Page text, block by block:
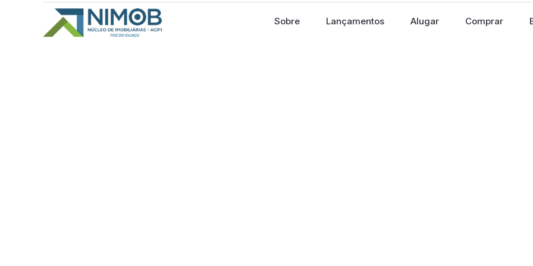
Sobre Lançamentos Alugar Comprar